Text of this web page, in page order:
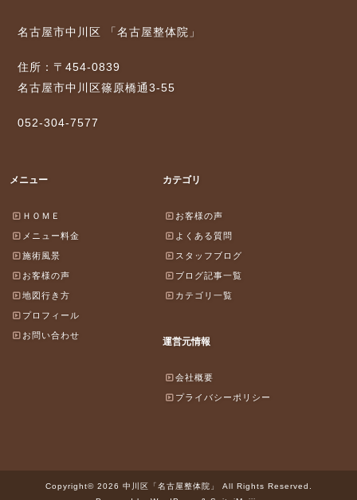
名古屋市中川区 「名古屋整体院」
住所：〒454-0839
名古屋市中川区篠原橋通3-55
052-304-7577
メニュー
ＨＯＭＥ
メニュー料金
施術風景
お客様の声
地図行き方
プロフィール
お問い合わせ
カテゴリ
お客様の声
よくある質問
スタッフブログ
ブログ記事一覧
カテゴリ一覧
運営元情報
会社概要
プライバシーポリシー
Copyright© 2026 中川区「名古屋整体院」 All Rights Reserved.